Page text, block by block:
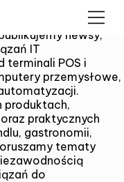
handlu i przemysłu
newsy,
IT
terminali POS i
przemysłowe,
produktach,
praktycznych
gastronomii,
tematy
do